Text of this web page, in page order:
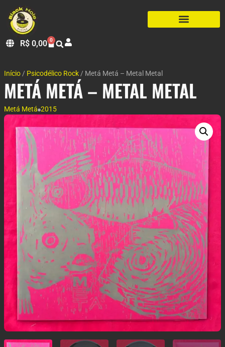
R$ 0,00 0
Início / Psicodélico Rock / Metá Metá – Metal Metal
METÁ METÁ – METAL METAL
Metá Metá 2015